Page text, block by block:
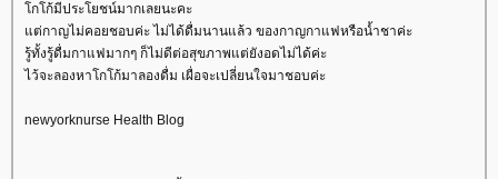
กโก้มีประโยชน์มากเลยนะคะ
ต่กาญไม่คอยชอบค่ะ ไม่ได้ดื่มนานแล้ว ของกาญกาแฟหรือน้ำชาค่ะ
รู้ทั้งรู้ดื่มกาแฟมากๆ ก็ไม่ดีต่อสุขภาพแต่ยังอดไม่ได้ค่ะ
ไว้จะลองหาโกโก้มาลองดื่ม เผื่อจะเปลี่ยนใจมาชอบค่ะ
newyorknurse Health Blog